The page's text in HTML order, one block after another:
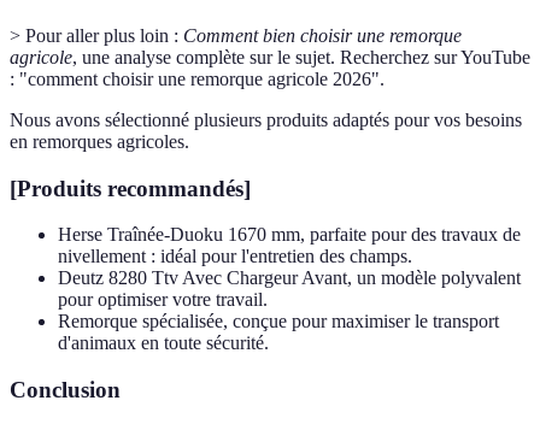
> Pour aller plus loin : Comment bien choisir une remorque
agricole, une analyse complète sur le sujet. Recherchez sur YouTube
: "comment choisir une remorque agricole 2026".
Nous avons sélectionné plusieurs produits adaptés pour vos besoins
en remorques agricoles.
[Produits recommandés]
Herse Traînée-Duoku 1670 mm, parfaite pour des travaux de
nivellement : idéal pour l'entretien des champs.
Deutz 8280 Ttv Avec Chargeur Avant, un modèle polyvalent
pour optimiser votre travail.
Remorque spécialisée, conçue pour maximiser le transport
d'animaux en toute sécurité.
Conclusion